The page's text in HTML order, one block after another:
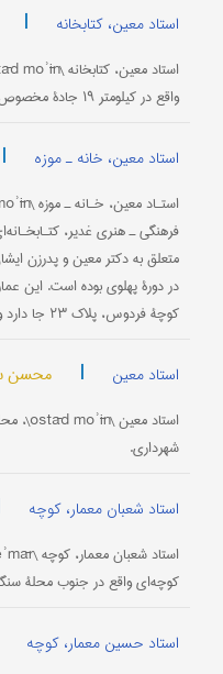
استاد معین، کتابخانه |
واقع در کیلومتر ۱۹ جادۀ مخصوص تهران ـ کرج.
استاد معین، خانه ـ موزه |
فرهنگی ـ هنری غدیر،
متعلق به دکتر معین و پدرزن
در دورۀ پهلوی بوده است. این
کوچۀ فردوس، پلاک ۲۳ جا دارد و از شمال ...
استاد معین | محسن
شهرداری.
استاد شعبان معمار، کوچه
کوچه‌ای واقع در جنوب محلۀ
استاد حسین معمار، کوچه